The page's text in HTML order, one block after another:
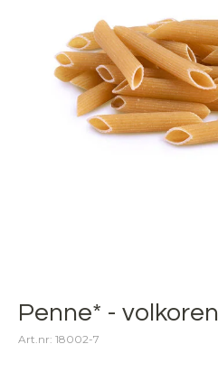
Penne* - volkoren
Art.nr: 18002-7